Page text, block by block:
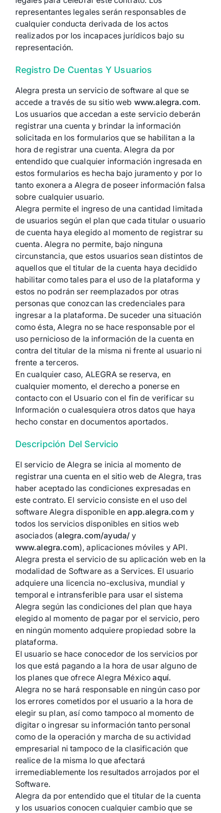
representantes legales serán responsables de
cualquier conducta derivada de los actos
realizados por los incapaces jurídicos bajo su
representación.
Registro De Cuentas Y Usuarios
Alegra presta un servicio de software al que se
accede a través de su sitio web www.alegra.com.
Los usuarios que accedan a este servicio deberán
registrar una cuenta y brindar la información
solicitada en los formularios que se habilitan a la
hora de registrar una cuenta. Alegra da por
entendido que cualquier información ingresada en
estos formularios es hecha bajo juramento y por lo
tanto exonera a Alegra de poseer información falsa
sobre cualquier usuario.
Alegra permite el ingreso de una cantidad limitada
de usuarios según el plan que cada titular o usuario
de cuenta haya elegido al momento de registrar su
cuenta. Alegra no permite, bajo ninguna
circunstancia, que estos usuarios sean distintos de
aquellos que el titular de la cuenta haya decidido
habilitar como tales para el uso de la plataforma y
estos no podrán ser reemplazados por otras
personas que conozcan las credenciales para
ingresar a la plataforma. De suceder una situación
como ésta, Alegra no se hace responsable por el
uso pernicioso de la información de la cuenta en
contra del titular de la misma ni frente al usuario ni
frente a terceros.
En cualquier caso, ALEGRA se reserva, en
cualquier momento, el derecho a ponerse en
contacto con el Usuario con el fin de verificar su
Información o cualesquiera otros datos que haya
hecho constar en documentos aportados.
Descripción Del Servicio
El servicio de Alegra se inicia al momento de
registrar una cuenta en el sitio web de Alegra, tras
haber aceptado las condiciones expresadas en
este contrato. El servicio consiste en el uso del
software Alegra disponible enapp.alegra.com y
todos los servicios disponibles en sitios web
asociados (alegra.com/ayuda/ y
www.alegra.com), aplicaciones móviles y API.
Alegra presta el servicio de su aplicación web en la
modalidad de Software as a Services. El usuario
adquiere una licencia no-exclusiva, mundial y
temporal e intransferible para usar el sistema
Alegra según las condiciones del plan que haya
elegido al momento de pagar por el servicio, pero
en ningún momento adquiere propiedad sobre la
plataforma.
El usuario se hace conocedor de los servicios por
los que está pagando a la hora de usar alguno de
los planes que ofrece Alegra Méxicoaquí.
Alegra no se hará responsable en ningún caso por
los errores cometidos por el usuario a la hora de
elegir su plan, así como tampoco al momento de
digitar o ingresar su información tanto personal
como de la operación y marcha de su actividad
empresarial ni tampoco de la clasificación que
realice de la misma lo que afectará
irremediablemente los resultados arrojados por el
Software.
Alegra da por entendido que el titular de la cuenta
y los usuarios conocen cualquier cambio que se